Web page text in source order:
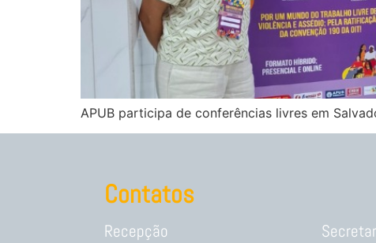
APUB participa de conferências livres em
Contatos
Recepção